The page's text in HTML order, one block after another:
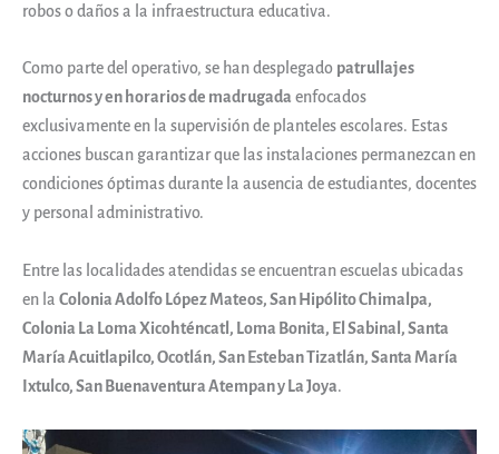
robos o daños a la infraestructura educativa.
Como parte del operativo, se han desplegado patrullajes
nocturnos y en horarios de madrugada enfocados
exclusivamente en la supervisión de planteles escolares. Estas
acciones buscan garantizar que las instalaciones permanezcan en
condiciones óptimas durante la ausencia de estudiantes, docentes
y personal administrativo.
Entre las localidades atendidas se encuentran escuelas ubicadas
en la Colonia Adolfo López Mateos, San Hipólito Chimalpa,
Colonia La Loma Xicohténcatl, Loma Bonita, El Sabinal, Santa
María Acuitlapilco, Ocotlán, San Esteban Tizatlán, Santa María
Ixtulco, San Buenaventura Atempan y La Joya.